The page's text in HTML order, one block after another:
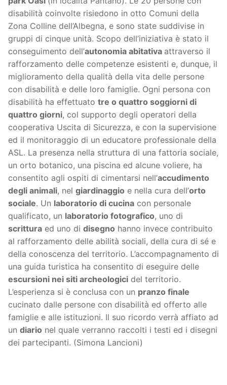
disabilità coinvolte risiedono in otto Comuni della
Zona Colline dell’Albegna, e sono state suddivise in
gruppi di cinque unità. Scopo dell’iniziativa è stato il
conseguimento dell’autonomia abitativa attraverso il
rafforzamento delle competenze esistenti e, dunque, il
miglioramento della qualità della vita delle persone
con disabilità e delle loro famiglie. Ogni persona con
disabilità ha effettuato tre o quattro soggiorni di
quattro giorni, col supporto degli operatori della
cooperativa Uscita di Sicurezza, e con la supervisione
ed il monitoraggio di un educatore professionale della
ASL. La presenza nella struttura di una fattoria sociale,
un orto botanico, una piscina ed alcune voliere, ha
consentito agli ospiti di cimentarsi nell’accudimento
degli animali, nel giardinaggio e nella cura dell’orto
sociale. Un laboratorio di cucina con personale
qualificato, un laboratorio fotografico, uno di
scrittura ed uno di disegno hanno invece contribuito
al rafforzamento delle abilità sociali, della cura di sé e
della conoscenza del territorio. L’accompagnamento di
una guida turistica ha consentito di eseguire delle
escursioni nei siti archeologici del territorio.
L’esperienza si è conclusa con un pranzo finale
cucinato dalle persone con disabilità ed offerto alle
famiglie e alle istituzioni. Il suo ricordo verrà affiato ad
un diario nel quale verranno raccolti i testi ed i disegni
dei partecipanti. (Simona Lancioni)